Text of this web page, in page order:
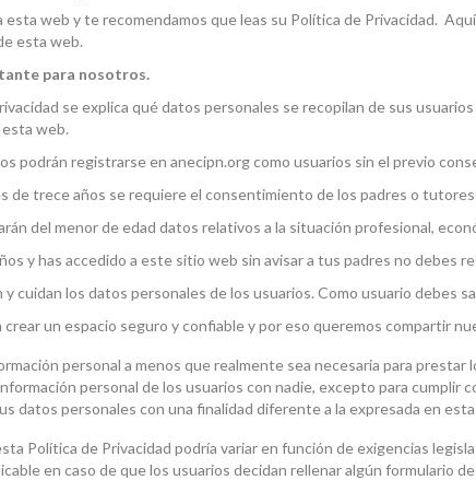
esta web y te recomendamos que leas su Política de Privacidad.
esta web.
para nosotros.
se explica qué datos personales se recopilan de sus
web.
podrán registrarse en anecipn.org como usuarios sin el previo
de trece años se requiere el consentimiento de los padres o
del menor de edad datos relativos a la situación profesional,
y has accedido a este sitio web sin avisar a tus padres no debes
cuidan los datos personales de los usuarios. Como usuario debes
crear un espacio seguro y confiable y por eso queremos compartir
personal a menos que realmente sea necesaria para prestar
personal de los usuarios con nadie, excepto para cumplir
datos personales con una finalidad diferente a la expresada en
Política de Privacidad podría variar en función de exigencias
en caso de que los usuarios decidan rellenar algún